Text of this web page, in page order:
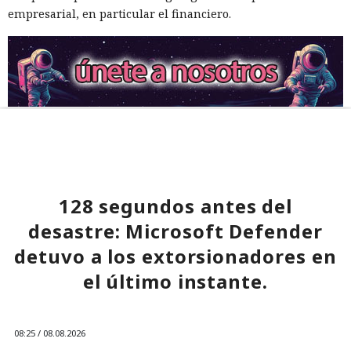
empresarial, en particular el financiero.
128 segundos antes del
desastre: Microsoft Defender
detuvo a los extorsionadores en
el último instante.
08:25 / 08.08.2026